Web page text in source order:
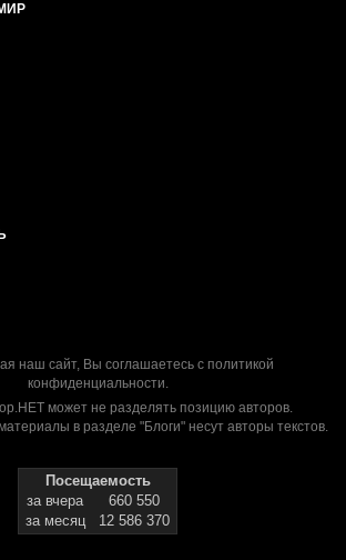
наш сайт, Вы соглашаетесь с политикой
конфиденциальности.
может не разделять позицию авторов.
в разделе "Блоги" несут авторы текстов.
Посещаемость
за вчера
660 550
за месяц
12 586 370